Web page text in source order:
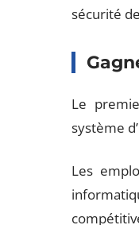
sécurité
Le
système
Les